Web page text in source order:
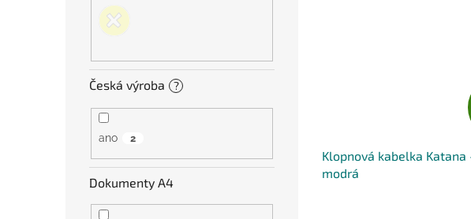
Česká výroba ?
ano 2
Dokumenty A4
Klopnová kabelka Katana
modrá